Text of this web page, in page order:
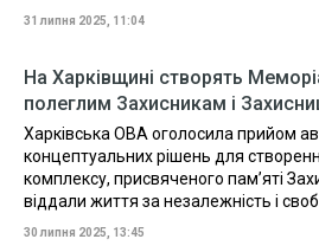
31 липня 2025, 11:04
На Харківщині створять
полеглим Захисникам і
Харківська ОВА оголосила прийом
концептуальних рішень для
комплексу, присвяченого памʼяті
віддали життя за незалежність і
30 липня 2025, 13:45